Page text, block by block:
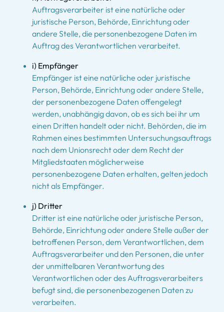
Auftragsverarbeiter ist eine natürliche oder
juristische Person, Behörde, Einrichtung oder
andere Stelle, die personenbezogene Daten im
Auftrag des Verantwortlichen verarbeitet.
i) Empfänger
Empfänger ist eine natürliche oder juristische
Person, Behörde, Einrichtung oder andere Stelle,
der personenbezogene Daten offengelegt
werden, unabhängig davon, ob es sich bei ihr um
einen Dritten handelt oder nicht. Behörden, die im
Rahmen eines bestimmten Untersuchungsauftrags
nach dem Unionsrecht oder dem Recht der
Mitgliedstaaten möglicherweise
personenbezogene Daten erhalten, gelten jedoch
nicht als Empfänger.
j) Dritter
Dritter ist eine natürliche oder juristische Person,
Behörde, Einrichtung oder andere Stelle außer der
betroffenen Person, dem Verantwortlichen, dem
Auftragsverarbeiter und den Personen, die unter
der unmittelbaren Verantwortung des
Verantwortlichen oder des Auftragsverarbeiters
befugt sind, die personenbezogenen Daten zu
verarbeiten.